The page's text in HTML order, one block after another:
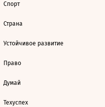
Спорт
Страна
Устойчивое развитие
Право
Думай
Техуспех